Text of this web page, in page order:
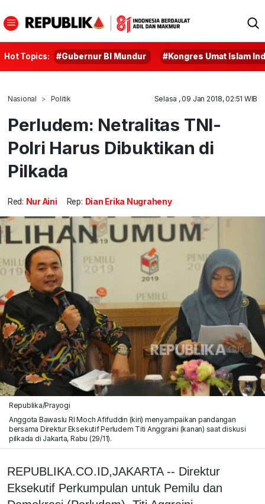
Hot Topics: #Gubernur BI Mundur #Kongres Umat Islam
Nasional Politik Selasa , 09 Jan 2018, 02:51 WIB
Perludem: Netralitas TNI-
Polri Harus Dibuktikan di
Pilkada
Red: Nur Aini Rep: Dian Erika Nugraheny
Republika/Prayogi
Anggota Bawaslu RI Moch Afifuddin (kiri) menyampaikan pandangan
bersama Direktur Eksekutif Perludem Titi Anggraini (kanan) saat diskusi
pilkada di Jakarta, Rabu (29/11).
REPUBLIKA.CO.ID,JAKARTA -- Direktur
Eksekutif Perkumpulan untuk Pemilu dan